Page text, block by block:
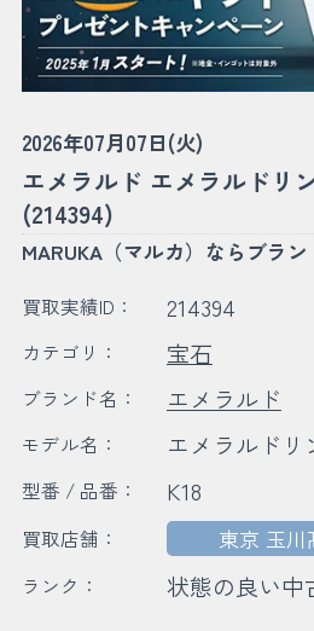
2026年07月07日(火)
エメラルド エメラルドリ
(214394)
MARUKA（マルカ）ならブラ
買取実績ID： 214394
カテゴリ： 宝石
ブランド名： エメラルド
モデル名： エメラルドリ
型番 / 品番： K18
買取店舗： 東京 玉川
ランク： 状態の良い中